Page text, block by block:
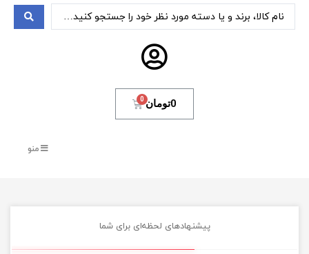
0تومان
منو
پیشنهادهای لحظه‌ای برای شما